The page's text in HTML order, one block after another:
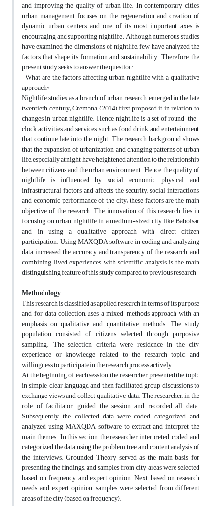
and improving the quality of urban life. In contemporary cities,
urban management focuses on the regeneration and creation of
dynamic urban centers, and one of its most important axes is
encouraging and supporting nightlife. Although numerous studies
have examined the dimensions of nightlife, few have analyzed the
factors that shape its formation and sustainability. Therefore, the
present study seeks to answer the question:
-What are the factors affecting urban nightlife with a qualitative
approach?
Nightlife studies, as a branch of urban research, emerged in the late
twentieth century; Cremona (2014) first proposed it in relation to
changes in urban nightlife. Hence, nightlife is a set of round-the-
clock activities and services, such as food, drink, and entertainment,
that continue late into the night. The research background shows
that the expansion of urbanization and changing patterns of urban
life, especially at night, have heightened attention to the relationship
between citizens and the urban environment. Hence, the quality of
nightlife is influenced by social, economic, physical, and
infrastructural factors and affects the security, social interactions,
and economic performance of the city; these factors are the main
objective of the research. The innovation of this research lies in
focusing on urban nightlife in a medium-sized city like Babolsar
and in using a qualitative approach with direct citizen
participation. Using MAXQDA software in coding and analyzing
data increased the accuracy and transparency of the research, and
combining lived experiences with scientific analysis is the main
distinguishing feature of this study compared to previous research.
Methodology
This research is classified as applied research in terms of its purpose
and, for data collection, uses a mixed-methods approach with an
emphasis on qualitative and quantitative methods. The study
population consisted of citizens selected through purposive
sampling. The selection criteria were residence in the city,
experience or knowledge related to the research topic, and
willingness to participate in the research process actively.
At the beginning of each session, the researcher presented the topic
in simple, clear language, and then facilitated group discussions to
exchange views and collect qualitative data. The researcher, in the
role of facilitator, guided the session and recorded all data.
Subsequently, the collected data were coded, categorized, and
analyzed using MAXQDA software to extract and interpret the
main themes. In this section, the researcher interpreted, coded, and
categorized the data using the problem tree and content analysis of
the interviews. Grounded Theory served as the main basis for
presenting the findings, and samples from city areas were selected
based on frequency and expert opinion. Next, based on research
needs and expert opinion, samples were selected from different
areas of the city (based on frequency).